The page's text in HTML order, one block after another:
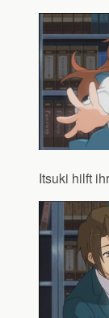
Itsuki hilft